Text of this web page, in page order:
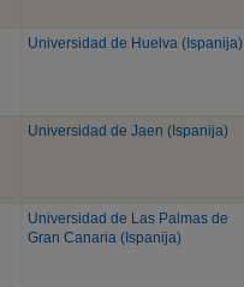
Universidad de Huelva (Ispanija)
Universidad de Jaen (Ispanija)
Universidad de Las Palmas de
Gran Canaria (Ispanija)